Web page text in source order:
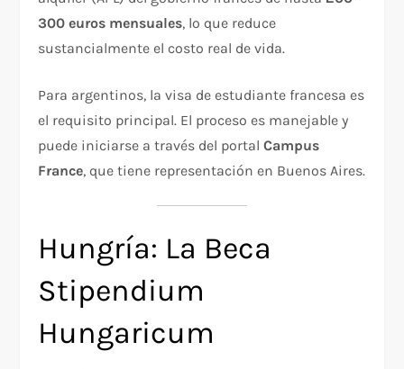
300 euros mensuales, lo que reduce
sustancialmente el costo real de vida.
Para argentinos, la visa de estudiante francesa es
el requisito principal. El proceso es manejable y
puede iniciarse a través del portalCampus
France, que tiene representación en Buenos Aires.
Hungría: La Beca
Stipendium
Hungaricum